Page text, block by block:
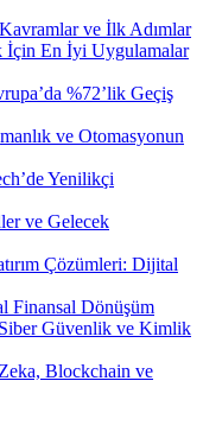
ve İlk Adımlar
İçin En İyi Uygulamalar
%72’lik Geçiş
ve Otomasyonun
Yenilikçi
ve Gelecek
Çözümleri: Dijital
Finansal Dönüşüm
Güvenlik ve Kimlik
Blockchain ve